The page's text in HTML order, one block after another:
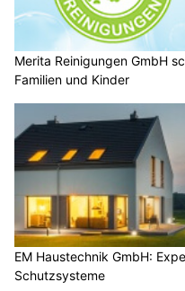
Merita Reinigungen GmbH
Familien und Kinder
EM Haustechnik GmbH:
Schutzsysteme